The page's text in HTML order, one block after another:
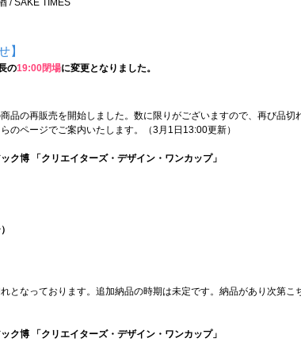
/ SAKE TIMES
】
の19:00閉場に変更となりました。
品の再販売を開始しました。数に限りがございますので、再び品切
のページでご案内いたします。（3月1日13:00更新）
ク博 「クリエイターズ・デザイン・ワンカップ」
となっております。追加納品の時期は未定です。納品があり次第こ
ク博 「クリエイターズ・デザイン・ワンカップ」